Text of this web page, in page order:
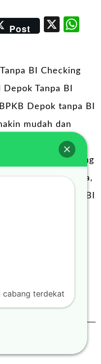
Post X
BI Checking
Tanpa BI
Depok tanpa BI
mudah dan
pengajuan
yang sering
Kabar baiknya,
mobil tanpa BI
cabang terdekat